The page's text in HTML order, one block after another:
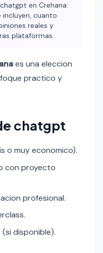
en Crehana:
incluyen, cuanto
reales y
plataformas.
es una eleccion
practico y
chatgpt
o muy economico).
con proyecto
profesional.
disponible).